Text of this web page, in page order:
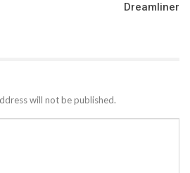
Dreamliner
will not be published.